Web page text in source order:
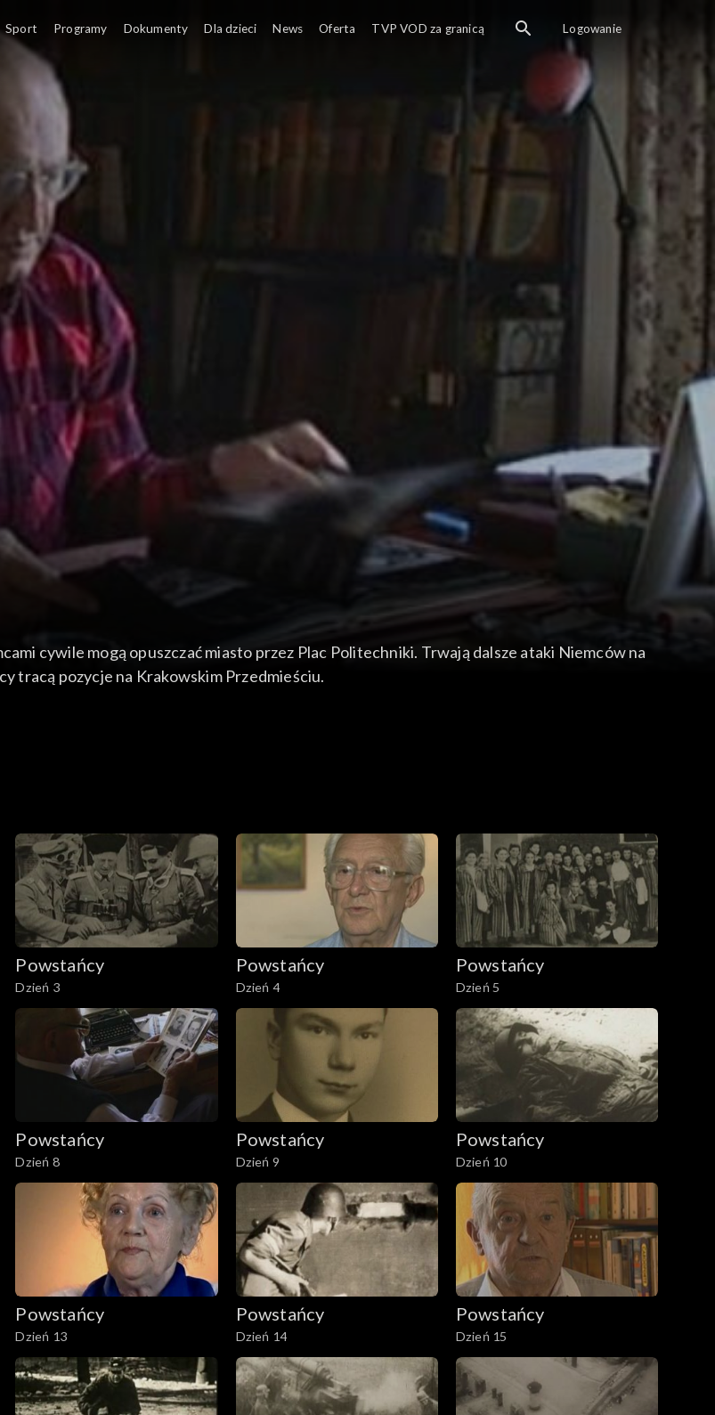
cywile mogą opuszczać miasto przez Plac Politechniki. Trwają dalsze ataki Niemców na
tracą pozycje na Krakowskim Przedmieściu.
Powstańcy
Dzień 3
Powstańcy
Dzień 4
Powstańcy
Dzień 5
Powstańcy
Dzień 8
Powstańcy
Dzień 9
Powstańcy
Dzień 10
Powstańcy
Dzień 13
Powstańcy
Dzień 14
Powstańcy
Dzień 15
Sport Programy Dokumenty Dla dzieci News Oferta TVP VOD za granicą Logowanie